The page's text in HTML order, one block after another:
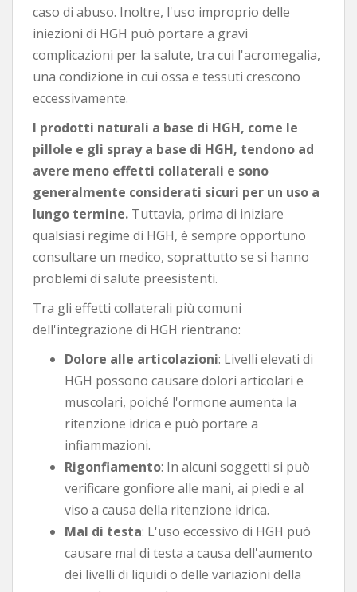
caso di abuso. Inoltre, l'uso improprio delle
iniezioni di HGH può portare a gravi
complicazioni per la salute, tra cui l'acromegalia,
una condizione in cui ossa e tessuti crescono
eccessivamente.
I prodotti naturali a base di HGH, come le
pillole e gli spray a base di HGH, tendono ad
avere meno effetti collaterali e sono
generalmente considerati sicuri per un uso a
lungo termine. Tuttavia, prima di iniziare
qualsiasi regime di HGH, è sempre opportuno
consultare un medico, soprattutto se si hanno
problemi di salute preesistenti.
Tra gli effetti collaterali più comuni
dell'integrazione di HGH rientrano:
Dolore alle articolazioni: Livelli elevati di
HGH possono causare dolori articolari e
muscolari, poiché l'ormone aumenta la
ritenzione idrica e può portare a
infiammazioni.
Rigonfiamento: In alcuni soggetti si può
verificare gonfiore alle mani, ai piedi e al
viso a causa della ritenzione idrica.
Mal di testa: L'uso eccessivo di HGH può
causare mal di testa a causa dell'aumento
dei livelli di liquidi o delle variazioni della